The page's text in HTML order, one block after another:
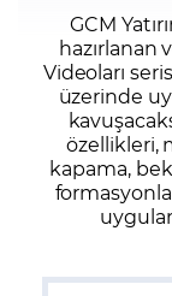
GCM
hazırlanan
Videoları
üzerinde
özellikleri,
kapama,